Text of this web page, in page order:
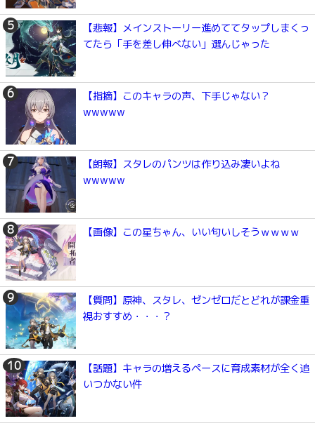
【悲報】メインストーリー進めててタップしまくっ
てたら「手を差し伸べない」選んじゃった
【指摘】このキャラの声、下手じゃない？
wwwww
【朗報】スタレのパンツは作り込み凄いよね
wwwww
【画像】この星ちゃん、いい匂いしそうｗｗｗｗ
【質問】原神、スタレ、ゼンゼロだとどれが課金重
視おすすめ・・・？
【話題】キャラの増えるペースに育成素材が全く追
いつかない件